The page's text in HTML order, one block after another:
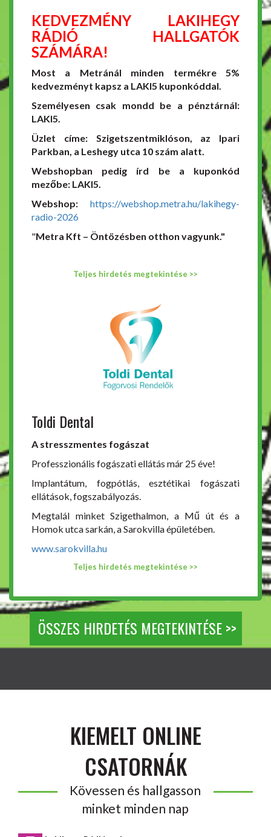
KEDVEZMÉNY LAKIHEGY
RÁDIÓ HALLGATÓK
SZÁMÁRA!
Most a Metránál minden termékre 5%
kedvezményt kapsz a LAKI5 kuponkóddal.
Személyesen csak mondd be a pénztárnál:
LAKI5.
Üzlet címe: Szigetszentmiklóson, az Ipari
Parkban, a Leshegy utca 10 szám alatt.
Webshopban pedig írd be a kuponkód
mezőbe: LAKI5.
Webshop: https://webshop.metra.hu/lakihegy-
radio-2026
"Metra Kft – Öntözésben otthon vagyunk."
Teljes hirdetés megtekintése >>
Toldi Dental
A stresszmentes fogászat
Professzionális fogászati ellátás már 25 éve!
Implantátum, fogpótlás, esztétikai fogászati
ellátások, fogszabályozás.
Megtalál minket Szigethalmon, a Mű út és a
Homok utca sarkán, a Sarokvilla épületében.
www.sarokvilla.hu
Teljes hirdetés megtekintése >>
ÖSSZES HIRDETÉS MEGTEKINTÉSE >>
KIEMELT ONLINE
CSATORNÁK
Kövessen és hallgasson
minket minden nap